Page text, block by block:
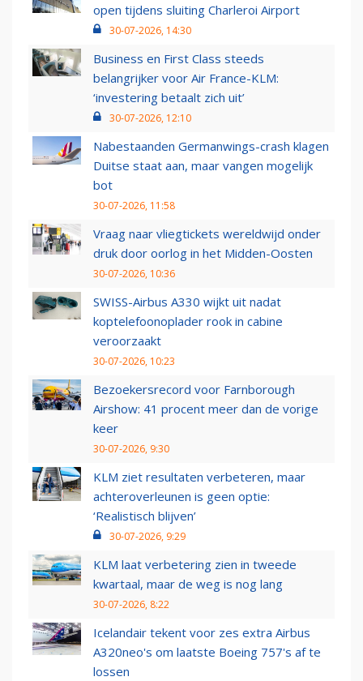
open tijdens sluiting Charleroi Airport
30-07-2026, 14:30
Business en First Class steeds
belangrijker voor Air France-KLM:
‘investering betaalt zich uit’
30-07-2026, 12:10
Nabestaanden Germanwings-crash klagen
Duitse staat aan, maar vangen mogelijk
bot
30-07-2026, 11:58
Vraag naar vliegtickets wereldwijd onder
druk door oorlog in het Midden-Oosten
30-07-2026, 10:36
SWISS-Airbus A330 wijkt uit nadat
koptelefoonoplader rook in cabine
veroorzaakt
30-07-2026, 10:23
Bezoekersrecord voor Farnborough
Airshow: 41 procent meer dan de vorige
keer
30-07-2026, 9:30
KLM ziet resultaten verbeteren, maar
achteroverleunen is geen optie:
‘Realistisch blijven’
30-07-2026, 9:29
KLM laat verbetering zien in tweede
kwartaal, maar de weg is nog lang
30-07-2026, 8:22
Icelandair tekent voor zes extra Airbus
A320neo's om laatste Boeing 757's af te
lossen